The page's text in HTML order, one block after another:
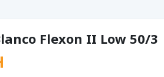
Flexon II Low 50/3